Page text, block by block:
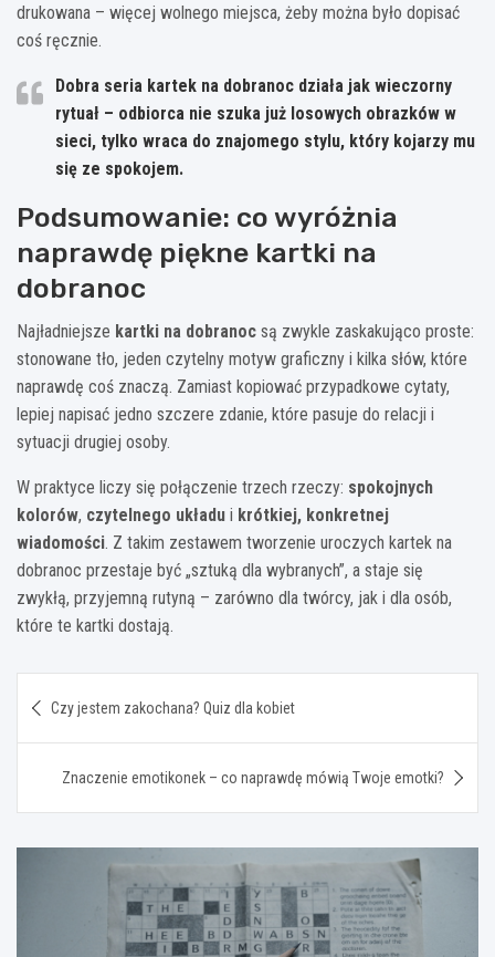
drukowana – więcej wolnego miejsca, żeby można było dopisać
coś ręcznie.
Dobra seria kartek na dobranoc działa jak wieczorny
rytuał – odbiorca nie szuka już losowych obrazków w
sieci, tylko wraca do znajomego stylu, który kojarzy mu
się ze spokojem.
Podsumowanie: co wyróżnia
naprawdę piękne kartki na
dobranoc
Najładniejsze kartki na dobranoc są zwykle zaskakująco proste:
stonowane tło, jeden czytelny motyw graficzny i kilka słów, które
naprawdę coś znaczą. Zamiast kopiować przypadkowe cytaty,
lepiej napisać jedno szczere zdanie, które pasuje do relacji i
sytuacji drugiej osoby.
W praktyce liczy się połączenie trzech rzeczy: spokojnych
kolorów, czytelnego układu i krótkiej, konkretnej
wiadomości. Z takim zestawem tworzenie uroczych kartek na
dobranoc przestaje być „sztuką dla wybranych”, a staje się
zwykłą, przyjemną rutyną – zarówno dla twórcy, jak i dla osób,
które te kartki dostają.
wpisu
Czy jestem zakochana? Quiz dla kobiet
Znaczenie emotikonek – co naprawdę mówią Twoje emotki?